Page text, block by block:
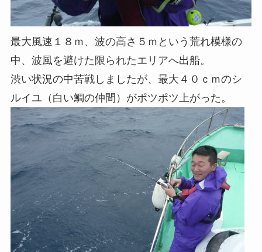
最大風速１８ｍ、波の高さ５ｍという荒れ模様の
中、波風を避けた限られたエリアへ出船。
渋い状況の中苦戦しましたが、最大４０ｃｍのシ
ルイユ（白い鯛の仲間）がポツポツ上がった。